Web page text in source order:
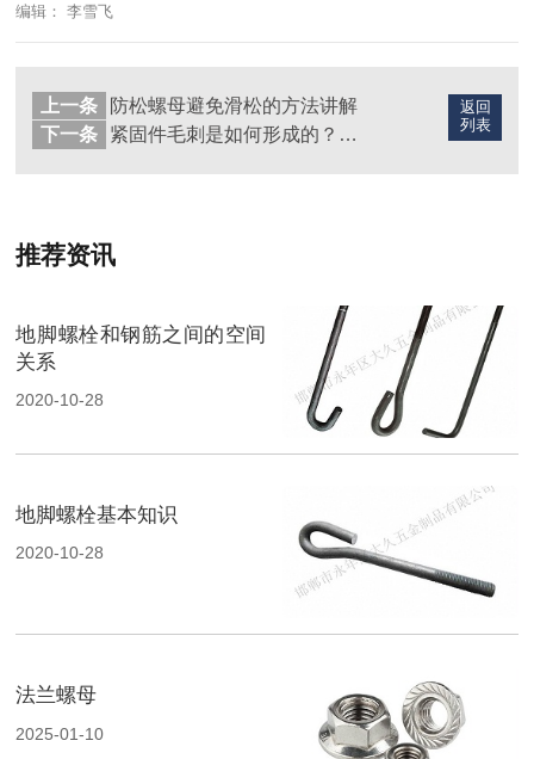
编辑： 李雪飞
返回
列表
上一条
防松螺母避免滑松的方法讲解
下一条
紧固件毛刺是如何形成的？怎么去除？
推荐资讯
地脚螺栓和钢筋之间的空间
关系
2020-10-28
地脚螺栓基本知识
2020-10-28
法兰螺母
2025-01-10